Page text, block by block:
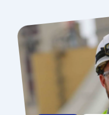
Le
Métiers